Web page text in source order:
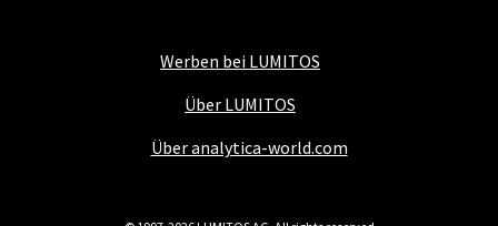
Werben bei LUMITOS
Über LUMITOS
Über analytica-world.com